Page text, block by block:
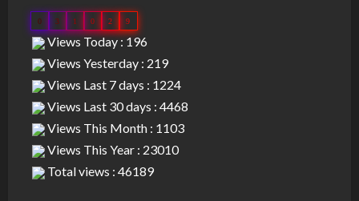
0 3 1 0 2 9
Views Today : 196
Views Yesterday : 219
Views Last 7 days : 1224
Views Last 30 days : 4468
Views This Month : 1103
Views This Year : 23010
Total views : 46189